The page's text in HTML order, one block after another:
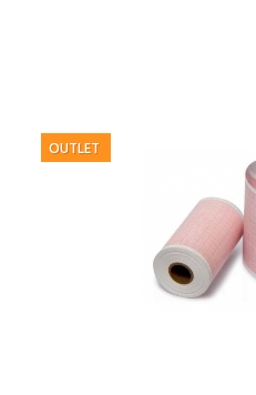
OUTLET